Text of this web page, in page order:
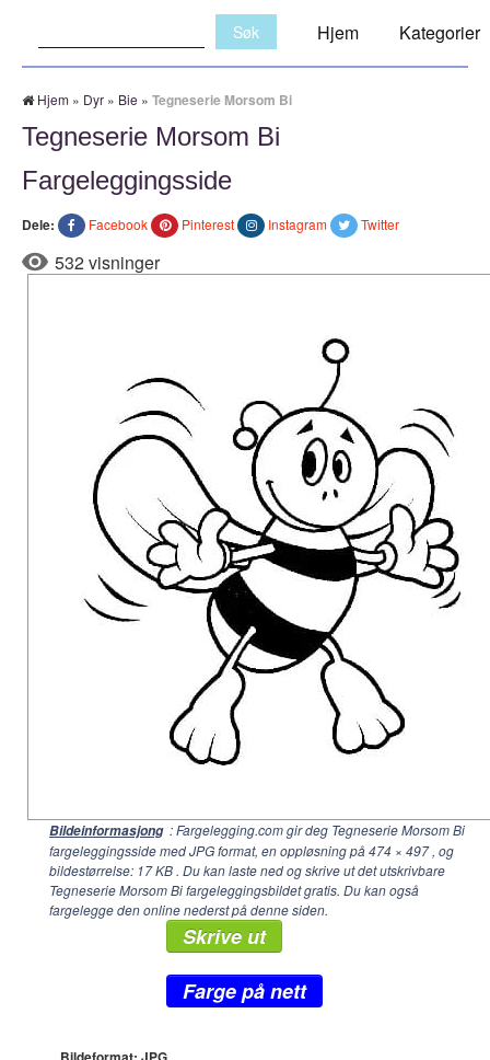
Hjem Kategorier
Hjem » Dyr » Bie » Tegneserie Morsom Bi
Tegneserie Morsom Bi
Fargeleggingsside
Dele: Facebook Pinterest Instagram Twitter
532 visninger
Bildeinformasjong : Fargelegging.com gir deg Tegneserie Morsom Bi
fargeleggingsside med JPG format, en oppløsning på474 × 497, og
bildestørrelse: 17 KB . Du kan laste ned og skrive ut det utskrivbare
Tegneserie Morsom Bi fargeleggingsbildet gratis. Du kan også
fargelegge den online nederst på denne siden.
Skrive ut
Farge på nett